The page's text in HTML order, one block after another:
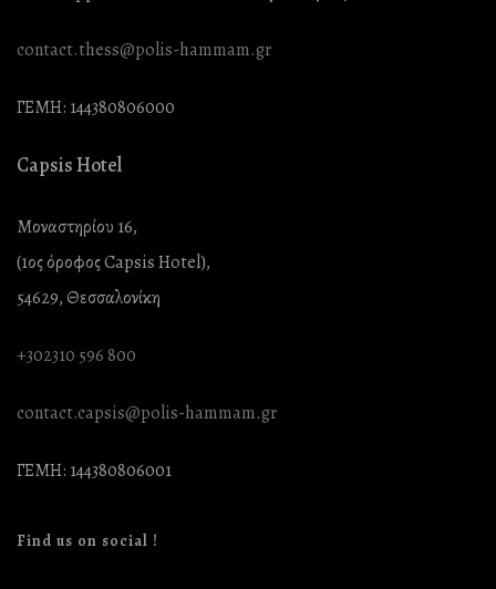
contact.thess@polis-hammam.gr
ΓΕΜΗ: 144380806000
Capsis Hotel
Μοναστηρίου 16,
(1ος όροφος Capsis Hotel),
54629, Θεσσαλονίκη
+302310 596 800
contact.capsis@polis-hammam.gr
ΓΕΜΗ: 144380806001
Find us on social !